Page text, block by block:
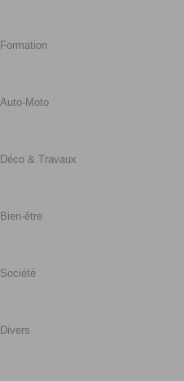
Formation
Auto-Moto
Déco & Travaux
Bien-être
Société
Divers